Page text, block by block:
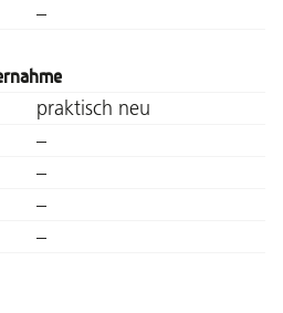
–
praktisch neu
–
–
–
–